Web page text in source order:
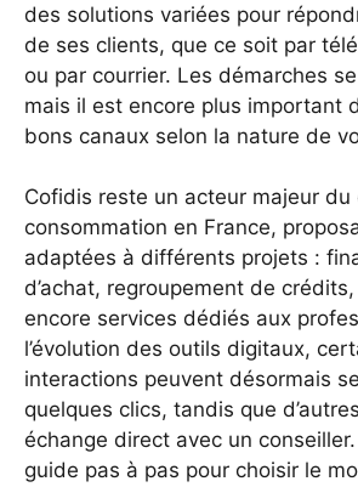
des solutions variées pour
de ses clients, que ce soit par
ou par courrier. Les démarches
mais il est encore plus important
bons canaux selon la nature de
Cofidis reste un acteur majeur du
consommation en France,
adaptées à différents projets :
d’achat, regroupement de
encore services dédiés aux
l’évolution des outils digitaux,
interactions peuvent désormais
quelques clics, tandis que
échange direct avec un
guide pas à pas pour choisir le